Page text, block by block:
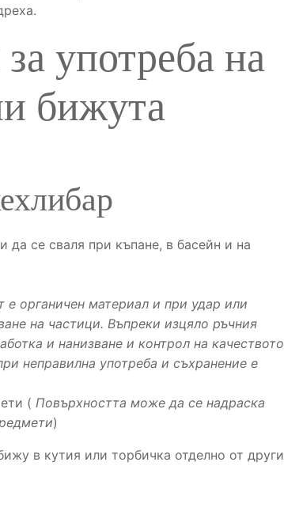
употреба на
бижута
се сваля при къпане, в басейн и на
е органичен материал и при удар или
на частици. Въпреки изцяло ръчния
и нанизване и контрол на качеството
неправилна употреба и съхранение е
( Повърхността може да се надраска
)
в кутия или торбичка отделно от други